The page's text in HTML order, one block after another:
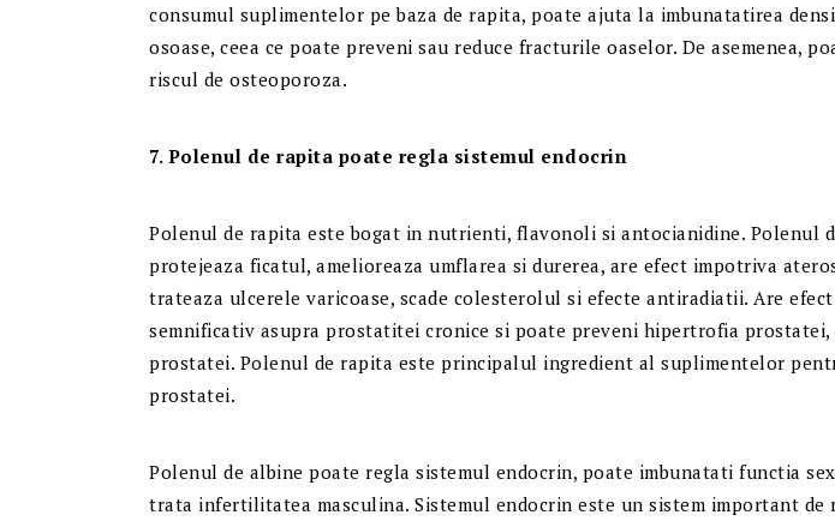
consumul suplimentelor pe baza de rapita, poate ajuta la imbunatatirea
osoase, ceea ce poate preveni sau reduce fracturile oaselor. De asemenea,
riscul de osteoporoza.
7. Polenul de rapita poate regla sistemul endocrin
Polenul de rapita este bogat in nutrienti, flavonoli si antocianidine. Polenul
protejeaza ficatul, amelioreaza umflarea si durerea, are efect impotriva
trateaza ulcerele varicoase, scade colesterolul si efecte antiradiatii. Are
semnificativ asupra prostatitei cronice si poate preveni hipertrofia prostatei,
prostatei. Polenul de rapita este principalul ingredient al suplimentelor
prostatei.
Polenul de albine poate regla sistemul endocrin, poate imbunatati functia
trata infertilitatea masculina. Sistemul endocrin este un sistem important de